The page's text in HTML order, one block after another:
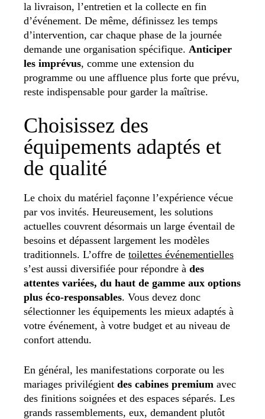
la livraison, l’entretien et la collecte en fin
d’événement. De même, définissez les temps
d’intervention, car chaque phase de la journée
demande une organisation spécifique. Anticiper
les imprévus, comme une extension du
programme ou une affluence plus forte que prévu,
reste indispensable pour garder la maîtrise.
Choisissez des
équipements adaptés et
de qualité
Le choix du matériel façonne l’expérience vécue
par vos invités. Heureusement, les solutions
actuelles couvrent désormais un large éventail de
besoins et dépassent largement les modèles
traditionnels. L’offre de toilettes événementielles
s’est aussi diversifiée pour répondre à des
attentes variées, du haut de gamme aux options
plus éco-responsables. Vous devez donc
sélectionner les équipements les mieux adaptés à
votre événement, à votre budget et au niveau de
confort attendu.
En général, les manifestations corporate ou les
mariages privilégient des cabines premium avec
des finitions soignées et des espaces séparés. Les
grands rassemblements, eux, demandent plutôt